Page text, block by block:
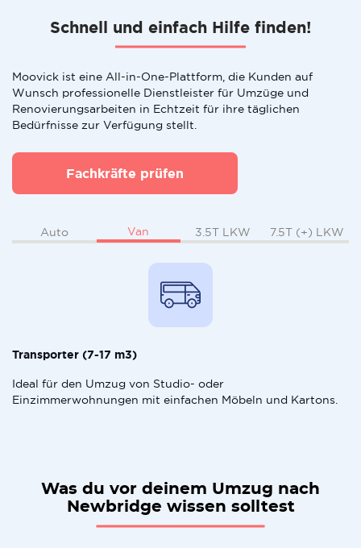
Schnell und einfach Hilfe finden!
Moovick ist eine All-in-One-Plattform, die Kunden auf
Wunsch professionelle Dienstleister für Umzüge und
Renovierungsarbeiten in Echtzeit für ihre täglichen
Bedürfnisse zur Verfügung stellt.
Fachkräfte prüfen
Auto Van 3.5T LKW 7.5T (+) LKW
Transporter (7-17 m3)
Ideal für den Umzug von Studio- oder
Einzimmerwohnungen mit einfachen Möbeln und Kartons.
Was du vor deinem Umzug nach
Newbridge wissen solltest